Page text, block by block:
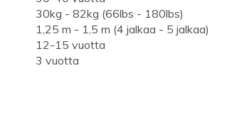
30kg - 82kg (66lbs - 180lbs)
1,25 m - 1,5 m (4 jalkaa - 5 jalkaa)
12-15 vuotta
3 vuotta